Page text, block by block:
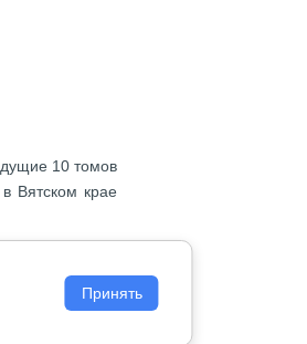
10 томов
Вятском крае
едином стиле
а также
Принять